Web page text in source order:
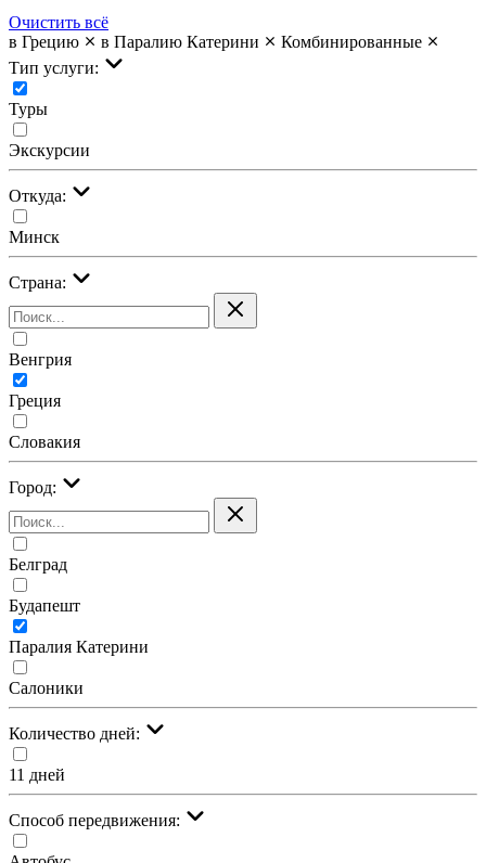
Очистить всё
в Грецию
в Паралию Катерини
Комбинированные
Тип услуги:
Туры
Экскурсии
Откуда:
Минск
Страна:
Венгрия
Греция
Словакия
Город:
Белград
Будапешт
Паралия Катерини
Салоники
Количество дней:
11 дней
Cпособ передвижения: